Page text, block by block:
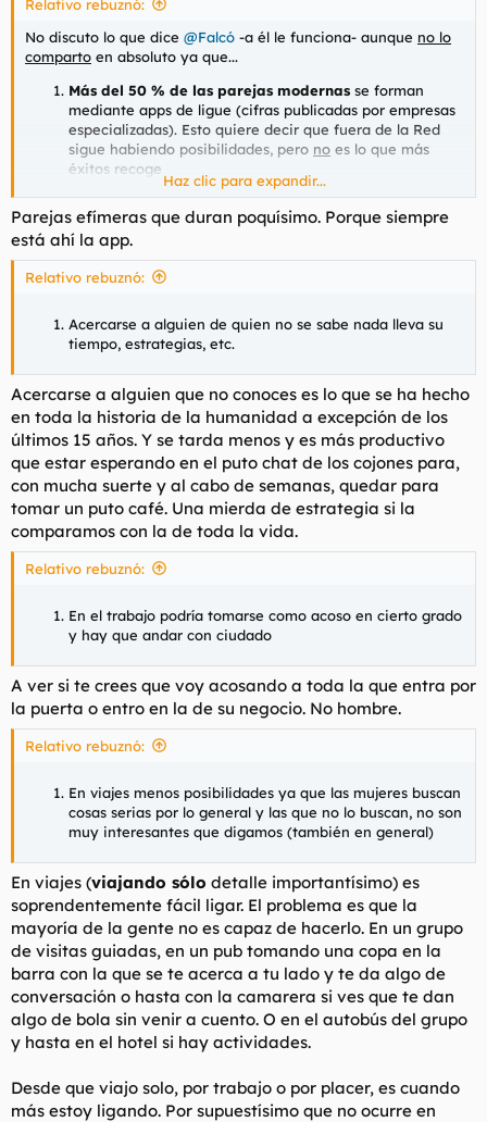
Relativo rebuznó:
No discuto lo que dice @Falcó -a él le funciona- aunque no lo
comparto en absoluto ya que...
Más del 50 % de las parejas modernas se forman
mediante apps de ligue (cifras publicadas por empresas
especializadas). Esto quiere decir que fuera de la Red
sigue habiendo posibilidades, pero no es lo que más
éxitos recoge
Haz clic para expandir...
Parejas efímeras que duran poquísimo. Porque siempre
está ahí la app.
Relativo rebuznó:
Acercarse a alguien de quien no se sabe nada lleva su
tiempo, estrategias, etc.
Acercarse a alguien que no conoces es lo que se ha hecho
en toda la historia de la humanidad a excepción de los
últimos 15 años. Y se tarda menos y es más productivo
que estar esperando en el puto chat de los cojones para,
con mucha suerte y al cabo de semanas, quedar para
tomar un puto café. Una mierda de estrategia si la
comparamos con la de toda la vida.
Relativo rebuznó:
En el trabajo podría tomarse como acoso en cierto grado
y hay que andar con ciudado
A ver si te crees que voy acosando a toda la que entra por
la puerta o entro en la de su negocio. No hombre.
Relativo rebuznó:
En viajes menos posibilidades ya que las mujeres buscan
cosas serias por lo general y las que no lo buscan, no son
muy interesantes que digamos (también en general)
En viajes (viajando sólo detalle importantísimo) es
soprendentemente fácil ligar. El problema es que la
mayoría de la gente no es capaz de hacerlo. En un grupo
de visitas guiadas, en un pub tomando una copa en la
barra con la que se te acerca a tu lado y te da algo de
conversación o hasta con la camarera si ves que te dan
algo de bola sin venir a cuento. O en el autobús del grupo
y hasta en el hotel si hay actividades.
Desde que viajo solo, por trabajo o por placer, es cuando
más estoy ligando. Por supuestísimo que no ocurre en